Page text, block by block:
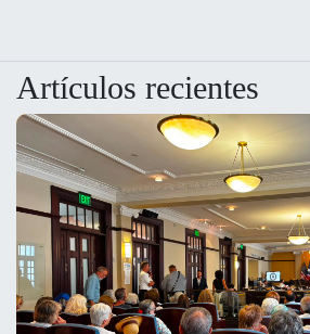
Artículos recientes